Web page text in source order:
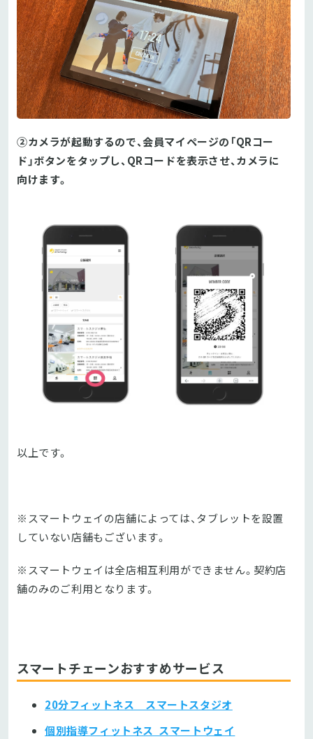
②カメラが起動するので、会員マイページの「QRコー
ド」ボタンをタップし、QRコードを表示させ、カメラに
向けます。
以上です。
※スマートウェイの店舗によっては、タブレットを設置
していない店舗もございます。
※スマートウェイは全店相互利用ができません。契約店
舗のみのご利用となります。
スマートチェーンおすすめサービス
20分フィットネス スマートスタジオ
個別指導フィットネス スマートウェイ